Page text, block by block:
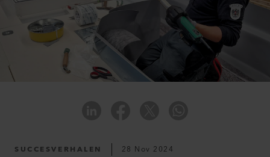
SUCCESVERHALEN 28 Nov 2024